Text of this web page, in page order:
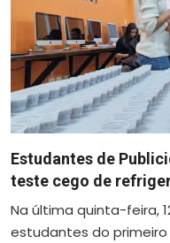
Estudantes de
teste cego de
Na última quinta-feira,
estudantes do